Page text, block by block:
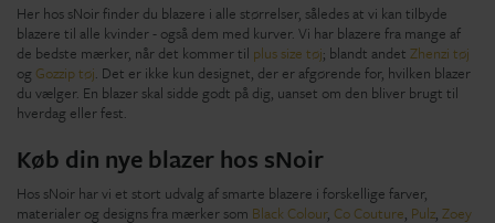
Her hos sNoir finder du blazere i alle størrelser, således at vi kan tilbyde
blazere til alle kvinder - også dem med kurver. Vi har blazere fra mange af
de bedste mærker, når det kommer til plus size tøj; blandt andet Zhenzi tøj
og Gozzip tøj. Det er ikke kun designet, der er afgørende for, hvilken blazer
du vælger. En blazer skal sidde godt på dig, uanset om den bliver brugt til
hverdag eller fest.
Køb din nye blazer hos sNoir
Hos sNoir har vi et stort udvalg af smarte blazere i forskellige farver,
materialer og designs fra mærker som Black Colour, Co Couture, Pulz, Zoey